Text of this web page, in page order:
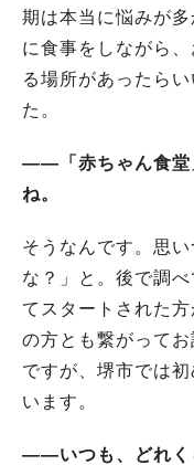
期は本当に悩みが
に食事をしながら
る場所があったら
た。
――「赤ちゃん食堂
ね。
そうなんです。思
な？」と。後で調
てスタートされた
の方とも繋がって
ですが、堺市では
います。
――いつも、どれく